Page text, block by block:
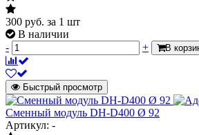
300 руб. за 1 шт
В наличии
-
+ В
Быстрый просмотр
Сменный модуль DH-D400 Ø 92
Артикул: -